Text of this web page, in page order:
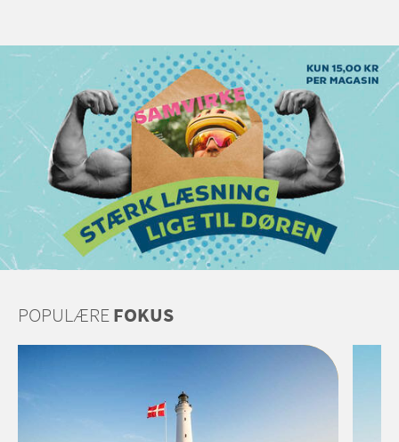
POPULÆREFOKUS